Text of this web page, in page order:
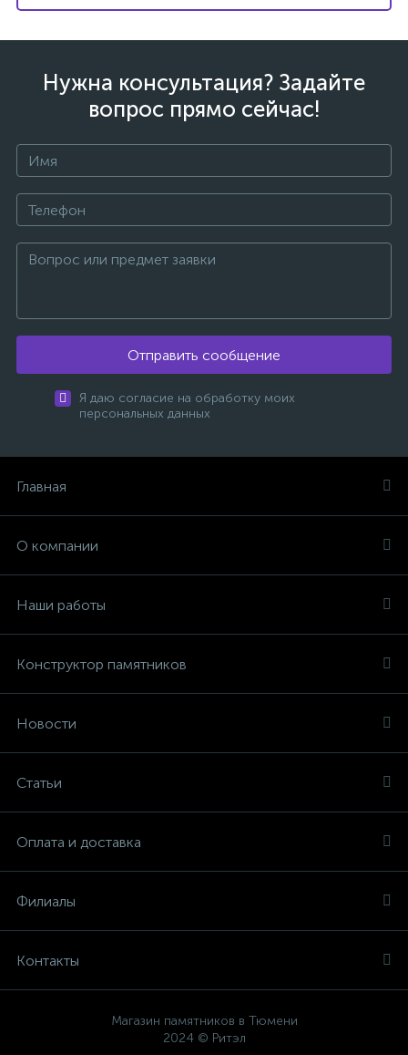
Нужна консультация? Задайте
вопрос прямо сейчас!
Отправить сообщение
Я даю согласие на обработку моих
персональных данных
Главная
О компании
Наши работы
Конструктор памятников
Новости
Статьи
Оплата и доставка
Филиалы
Контакты
Магазин памятников в Тюмени
2024 © Ритэл